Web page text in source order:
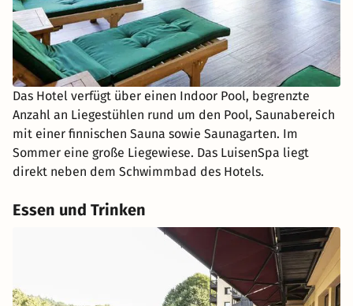
Das Hotel verfügt über einen Indoor Pool, begrenzte
Anzahl an Liegestühlen rund um den Pool, Saunabereich
mit einer finnischen Sauna sowie Saunagarten. Im
Sommer eine große Liegewiese. Das LuisenSpa liegt
direkt neben dem Schwimmbad des Hotels.
Essen und Trinken